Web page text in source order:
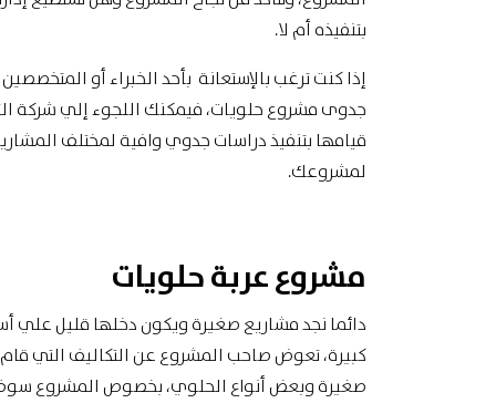
بتنفيذه أم لا.
إذا كنت ترغب بالإستعانة بأحد الخبراء أو
جدوى مشروع حلويات، فيمكنك اللجوء إلي شركة
قيامها بتنفيذ دراسات جدوي وافية لمختلف
لمشروعك.
مشروع عربة حلويات
دائما نجد مشاريع صغيرة ويكون دخلها قليل علي
كبيرة، تعوض صاحب المشروع عن التكاليف التي
صغيرة وبعض أنواع الحلوي، بخصوص المشروع